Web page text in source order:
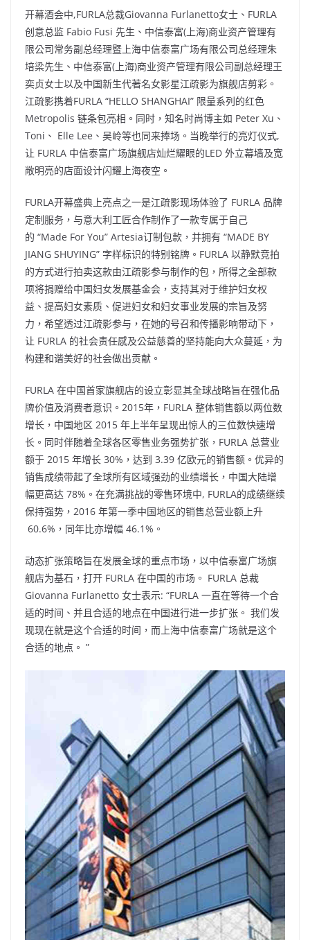
开幕酒会中,FURLA总裁Giovanna Furlanetto女士、FURLA
创意总监 Fabio Fusi 先生、中信泰富(上海)商业资产管理有
限公司常务副总经理暨上海中信泰富广场有限公司总经理朱
培梁先生、中信泰富(上海)商业资产管理有限公司副总经理王
奕贞女士以及中国新生代著名女影星江疏影为旗舰店剪彩。
江疏影携着FURLA “HELLO SHANGHAI” 限量系列的红色
Metropolis 链条包亮相。同时，知名时尚博主如 Peter Xu、
Toni、 Elle Lee、吴岭等也同来捧场。当晚举行的亮灯仪式,
让 FURLA 中信泰富广场旗舰店灿烂耀眼的LED 外立幕墙及宽
敞明亮的店面设计闪耀上海夜空。
FURLA开幕盛典上亮点之一是江疏影现场体验了 FURLA 品牌
定制服务，与意大利工匠合作制作了一款专属于自己
的 “Made For You” Artesia订制包款，并拥有 “MADE BY
JIANG SHUYING” 字样标识的特别铭牌。FURLA 以静默竞拍
的方式进行拍卖这款由江疏影参与制作的包，所得之全部款
项将捐赠给中国妇女发展基金会，支持其对于维护妇女权
益、提高妇女素质、促进妇女和妇女事业发展的宗旨及努
力，希望透过江疏影参与，在她的号召和传播影响带动下，
让 FURLA 的社会责任感及公益慈善的坚持能向大众蔓延，为
构建和谐美好的社会做出贡献。
FURLA 在中国首家旗舰店的设立彰显其全球战略旨在强化品
牌价值及消费者意识。2015年，FURLA 整体销售额以两位数
增长，中国地区 2015 年上半年呈现出惊人的三位数快速增
长。同时伴随着全球各区零售业务强势扩张，FURLA 总营业
额于 2015 年增长 30%，达到 3.39 亿欧元的销售额。优异的
销售成绩带起了全球所有区域强劲的业绩增长，中国大陆增
幅更高达 78%。在充满挑战的零售环境中, FURLA的成绩继续
保持强势，2016 年第一季中国地区的销售总营业额上升
60.6%，同年比亦增幅 46.1%。
动态扩张策略旨在发展全球的重点市场，以中信泰富广场旗
舰店为基石，打开 FURLA 在中国的市场。 FURLA 总裁
Giovanna Furlanetto 女士表示: “FURLA 一直在等待一个合
适的时间、并且合适的地点在中国进行进一步扩张。 我们发
现现在就是这个合适的时间，而上海中信泰富广场就是这个
合适的地点。 ”